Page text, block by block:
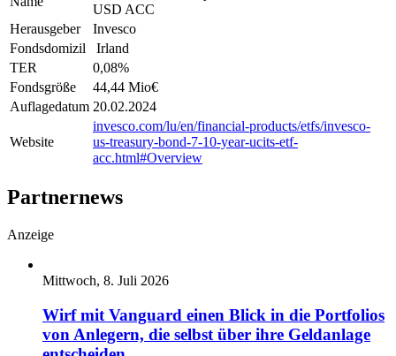
USD ACC
Herausgeber
Invesco
Fondsdomizil
Irland
TER
0,08%
Fondsgröße
44,44 Mio€
Auflagedatum 20.02.2024
Website
invesco.com/lu/en/financial-products/etfs/invesco-
us-treasury-bond-7-10-year-ucits-etf-
acc.html#Overview
Partnernews
Anzeige
Mittwoch, 8. Juli 2026
Wirf mit Vanguard einen Blick in die Portfolios
von Anlegern, die selbst über ihre Geldanlage